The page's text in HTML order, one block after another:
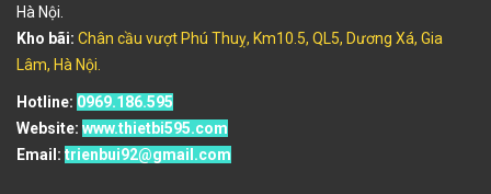
Hà Nội.
Kho bãi: Chân cầu vượt Phú Thuỵ, Km10.5, QL5, Dương Xá, Gia
Lâm, Hà Nội.
Hotline: 0969.186.595
Website: www.thietbi595.com
Email: trienbui92@gmail.com